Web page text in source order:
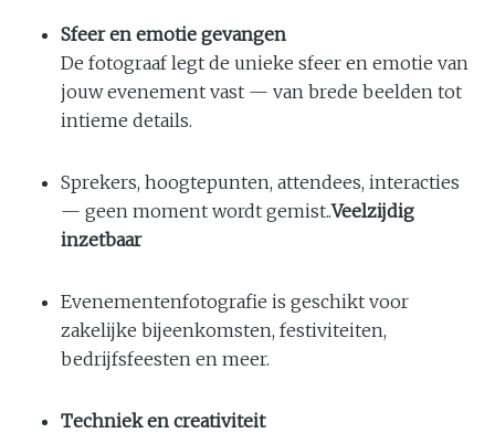
Sfeer en emotie gevangen
De fotograaf legt de unieke sfeer en emotie van
jouw evenement vast — van brede beelden tot
intieme details.
Sprekers, hoogtepunten, attendees, interacties
— geen moment wordt gemist..Veelzijdig
inzetbaar
Evenementenfotografie is geschikt voor
zakelijke bijeenkomsten, festiviteiten,
bedrijfsfeesten en meer.
Techniek en creativiteit